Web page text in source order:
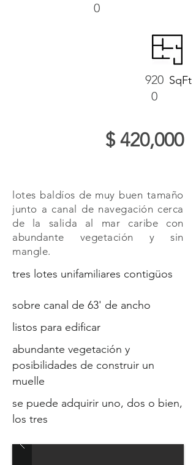
0
920
0
SqFt
$ 420,000
lotes baldíos de muy buen tamaño
junto a canal de navegación cerca
de la salida al mar caribe con
abundante vegetación y sin
mangle.
tres lotes unifamiliares contigüos
sobre canal de 63' de ancho
listos para edificar
abundante vegetación y
posibilidades de construir un
muelle
se puede adquirir uno, dos o bien,
los tres